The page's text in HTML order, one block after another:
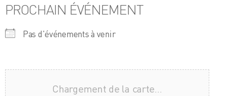
PROCHAIN ÉVÉNEMENT
Pas d'événements à venir
Chargement de la carte…